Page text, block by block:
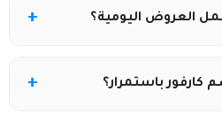
خصم واحد فقط لكل طلب.
العروض اليومية؟
دمجه مع العروض أو التخفيضات
باستمرار؟